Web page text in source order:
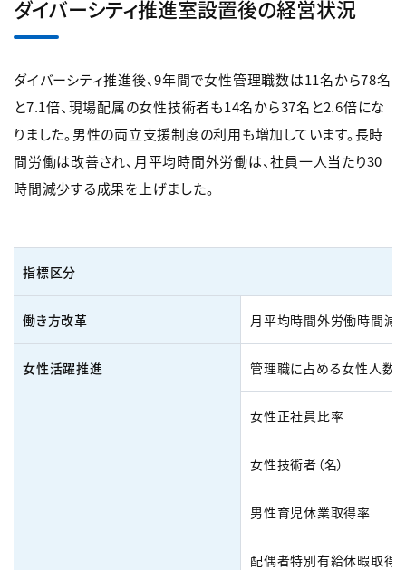
ダイバーシティ推進室設置後の経営状況
ダイバーシティ推進後、9年間で女性管理職数は11名から78名
と7.1倍、現場配属の女性技術者も14名から37名と2.6倍にな
りました。男性の両立支援制度の利用も増加しています。長時
間労働は改善され、月平均時間外労働は、社員一人当たり30
時間減少する成果を上げました。
指標区分
働き方改革 月平均時間外労働時間減
女性活躍推進 管理職に占める女性人数（
女性正社員比率
女性技術者（名）
男性育児休業取得率
配偶者特別有給休暇取得